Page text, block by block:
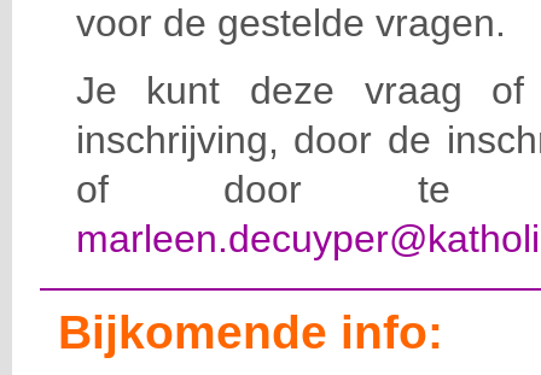
voor de gestelde vragen.
Je kunt deze vraag of
inschrijving, door de
of door te e-
Bijkomende info: